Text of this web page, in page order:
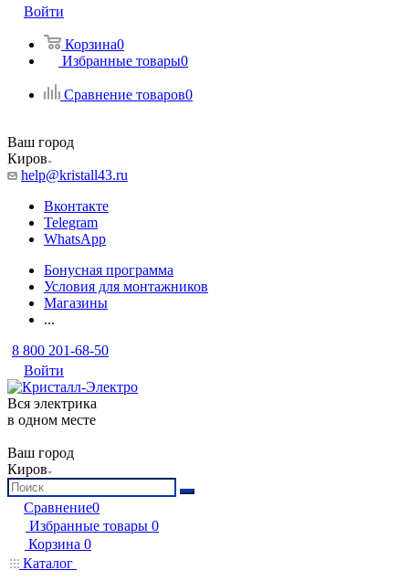
Войти
Корзина0
Избранные товары0
Сравнение товаров0
Ваш город
Киров
help@kristall43.ru
Вконтакте
Telegram
WhatsApp
Бонусная программа
Условия для монтажников
Магазины
...
8 800 201-68-50
Войти
Вся электрика
в одном месте
Ваш город
Киров
Сравнение0
Избранные товары 0
Корзина 0
Каталог